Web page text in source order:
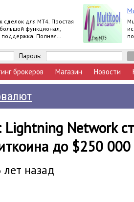
сделок для МТ4. Простая
функционал,
поддержка. Полная
Пароль:
брокеров Магазин Новости
Network
до $250
назад